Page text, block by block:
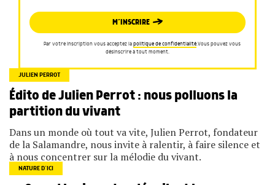
M’INSCRIRE
Par votre inscription vous acceptez la politique de confidentialité.Vous pouvez vous
désinscrire à tout moment.
JULIEN PERROT
Édito de Julien Perrot : nous polluons la
partition du vivant
Dans un monde où tout va vite, Julien Perrot, fondateur
de la Salamandre, nous invite à ralentir, à faire silence et
à nous concentrer sur la mélodie du vivant.
NATURE D’ICI